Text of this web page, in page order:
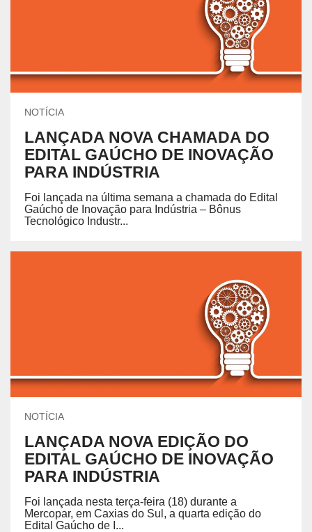
NOTÍCIA
LANÇADA NOVA CHAMADA DO
EDITAL GAÚCHO DE INOVAÇÃO
PARA INDÚSTRIA
Foi lançada na última semana a chamada do Edital
Gaúcho de Inovação para Indústria – Bônus
Tecnológico Industr...
NOTÍCIA
LANÇADA NOVA EDIÇÃO DO
EDITAL GAÚCHO DE INOVAÇÃO
PARA INDÚSTRIA
Foi lançada nesta terça-feira (18) durante a
Mercopar, em Caxias do Sul, a quarta edição do
Edital Gaúcho de I...